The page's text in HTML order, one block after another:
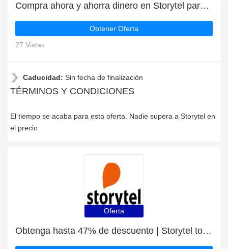
Compra ahora y ahorra dinero en Storytel para las liquidaciones de Storytel
Obtener Oferta
27 Vistas
Caducidad: Sin fecha de finalización
TÉRMINOS Y CONDICIONES
El tiempo se acaba para esta oferta. Nadie supera a Storytel en
el precio
Oferta
Obtenga hasta 47% de descuento | Storytel top discount